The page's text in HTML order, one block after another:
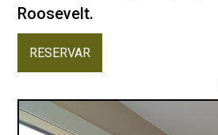
Roosevelt.
RESERVAR